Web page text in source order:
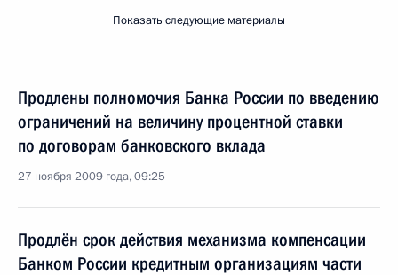
Показать следующие материалы
Продлены полномочия Банка России по введению
ограничений на величину процентной ставки
по договорам банковского вклада
27 ноября 2009 года, 09:25
Продлён срок действия механизма компенсации
Банком России кредитным организациям части